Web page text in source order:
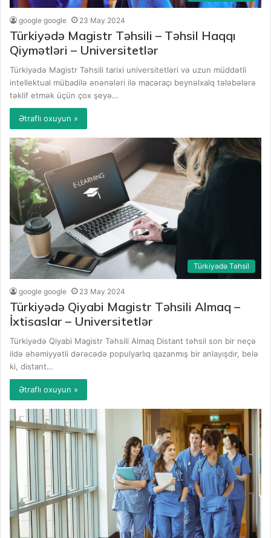
google google 23 May 2024
Türkiyədə Magistr Təhsili – Təhsil Haqqı
Qiymətləri – Universitetlər
Türkiyədə Magistr Təhsili tarixi universitetləri və uzun müddətli
intellektual mübadilə ənənələri ilə macəraçı beynəlxalq tələbələrə
təklif etmək üçün çox şeyə…
Ətraflı oxuyun »
Türkiyədə Təhsil
google google 23 May 2024
Türkiyədə Qiyabi Magistr Təhsili Almaq –
İxtisaslar – Universitetlər
Türkiyədə Qiyabi Magistr Təhsili Almaq Distant təhsil son bir neçə
ildə əhəmiyyətli dərəcədə populyarlıq qazanmış bir anlayışdır, belə
ki, distant…
Ətraflı oxuyun »